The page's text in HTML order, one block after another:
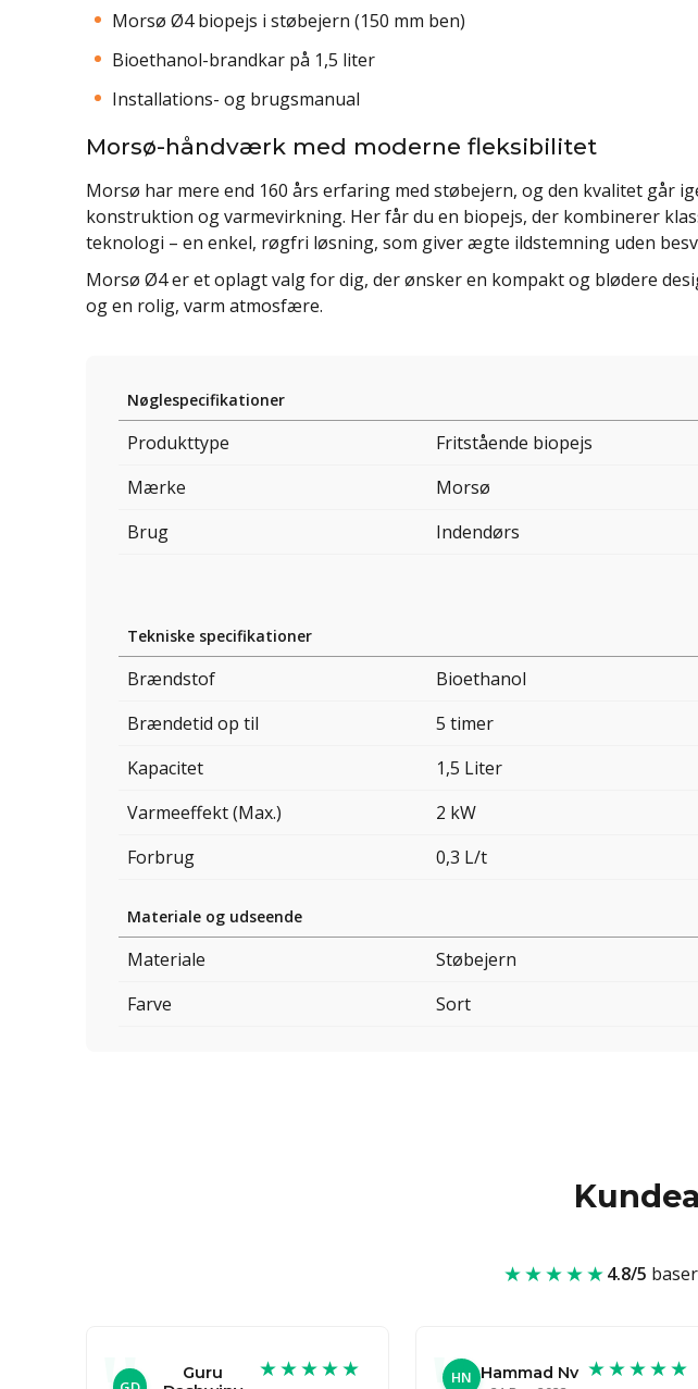
Morsø Ø4 biopejs i støbejern (150 mm ben)
Bioethanol-brandkar på 1,5 liter
Installations- og brugsmanual
Morsø-håndværk med moderne fleksibilitet
Morsø har mere end 160 års erfaring med støbejern, og den kvalitet går
konstruktion og varmevirkning. Her får du en biopejs, der kombinerer
teknologi – en enkel, røgfri løsning, som giver ægte ildstemning uden
Morsø Ø4 er et oplagt valg for dig, der ønsker en kompakt og blødere
og en rolig, varm atmosfære.
Nøglespecifikationer
Produkttype
Fritstående biopejs
Mærke
Morsø
Brug
Indendørs
Tekniske specifikationer
Brændstof
Bioethanol
Brændetid op til
5 timer
Kapacitet
1,5 Liter
Varmeeffekt (Max.)
2 kW
Forbrug
0,3 L/t
Materiale og udseende
Materiale
Støbejern
Farve
Sort
★★★★★4.8/5
Guru
★★★★★ HN Hammad Nv ★★★★★